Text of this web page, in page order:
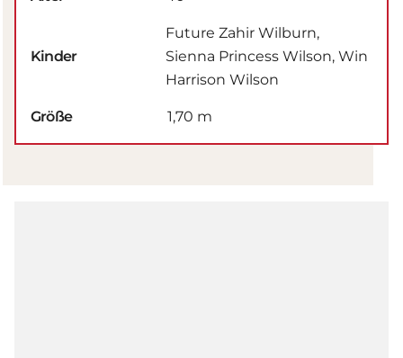
Kinder
Future Zahir Wilburn,
Sienna Princess Wilson, Win
Harrison Wilson
Größe 1,70 m